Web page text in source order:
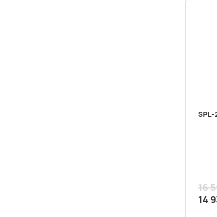
SPL-
16
14